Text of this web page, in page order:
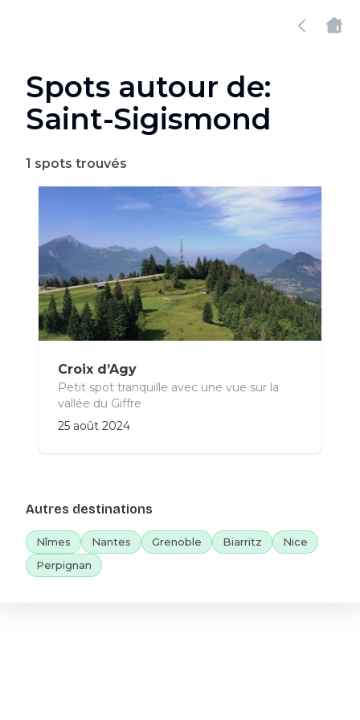
Spots autour de:
Saint-Sigismond
1 spots trouvés
Croix d’Agy
Petit spot tranquille avec une vue sur la
vallée du Giffre
25 août 2024
Autres destinations
Nîmes Nantes Grenoble Biarritz
Nice
Perpignan